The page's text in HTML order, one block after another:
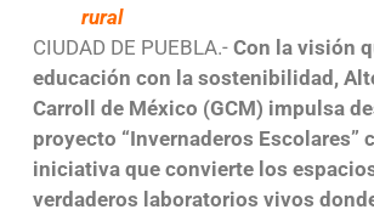
rural
CIUDAD DE PUEBLA.- Con la visión
educación con la sostenibilidad,
Carroll de México (GCM) impulsa
proyecto “Invernaderos Escolares”
iniciativa que convierte los
verdaderos laboratorios vivos